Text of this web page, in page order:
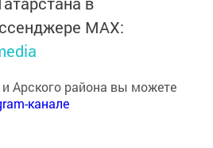
MАХ:
канале